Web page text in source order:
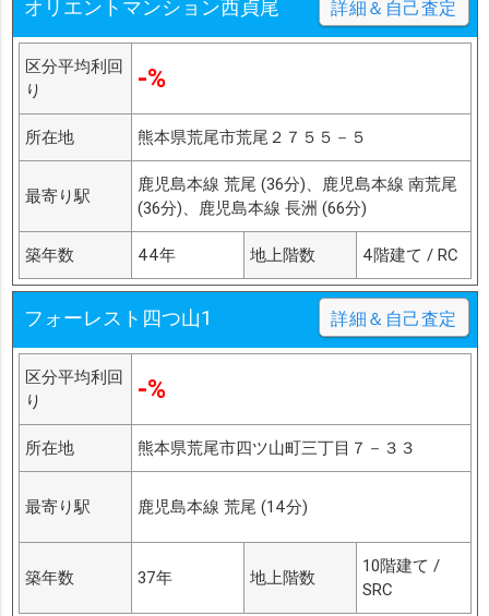
オリエントマンション西貞尾 詳細＆自己査定
区分平均利回
り
-%
所在地 熊本県荒尾市荒尾２７５５－５
最寄り駅
鹿児島本線 荒尾 (36分)、鹿児島本線 南荒尾
(36分)、鹿児島本線 長洲 (66分)
築年数 44年 地上階数 4階建て / RC
フォーレスト四つ山1 詳細＆自己査定
区分平均利回
り
-%
所在地 熊本県荒尾市四ツ山町三丁目７－３３
最寄り駅 鹿児島本線 荒尾 (14分)
築年数 37年 地上階数
10階建て /
SRC